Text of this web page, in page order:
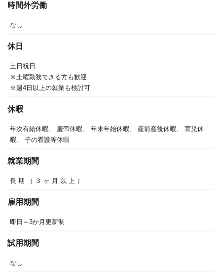
時間外労働
なし
休日
土日祝日
※土曜勤務できる方も歓迎
※週4日以上の就業も検討可
休暇
年次有給休暇、 慶弔休暇、 年末年始休暇、 産前産後休暇、
育児休
暇、
子の看護等休暇
就業期間
長 期 （ ３ ヶ 月 以 上 ）
雇用期間
即日～3か月更新制
試用期間
なし